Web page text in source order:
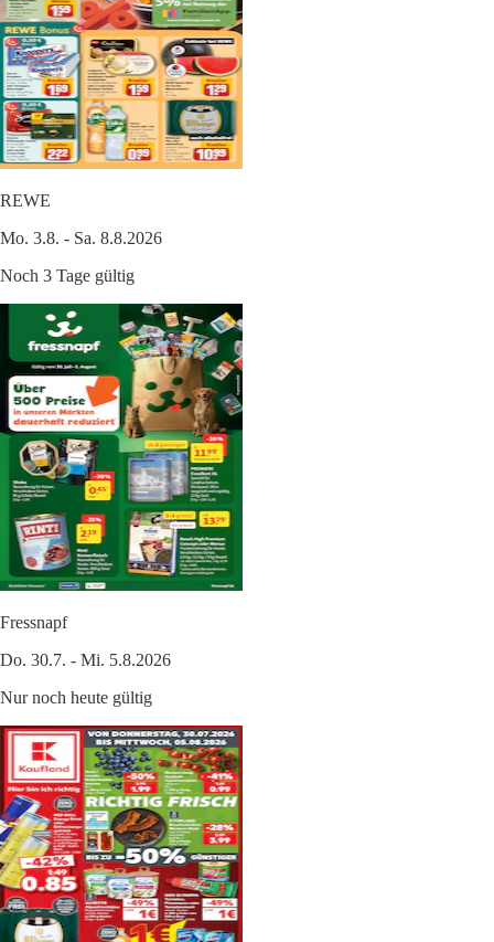
REWE
Mo. 3.8. - Sa. 8.8.2026
Noch 3 Tage gültig
Fressnapf
Do. 30.7. - Mi. 5.8.2026
Nur noch heute gültig